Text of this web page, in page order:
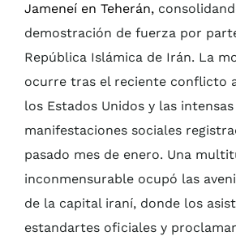
Jameneí en Teherán,
demostración de fuerza por
República Islámica de Irán. La
ocurre tras el reciente conflicto
los Estados Unidos y las intensas
manifestaciones sociales
pasado mes de enero. Una
inconmensurable ocupó las
de la capital iraní, donde los
estandartes oficiales y